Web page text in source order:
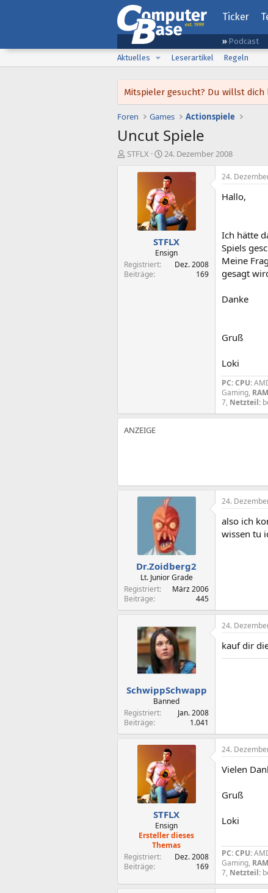
Ticker
Podcast
Aktuelles
Leserartikel Regeln
Mitspieler gesucht? Du willst
Foren Games Actionspiele
Uncut Spiele
E
STFLX
E
s
t
e
l
l
t
a
m
24. Dezember 2008
STFLX
Ensign
Registriert
Dez. 2008
Beiträge
169
24.
Hallo,
Ich hätte
Spiels
Meine
gesagt
Danke
Gruß
Loki
PC:CPU:
Gaming,
7, Netzteil:
Dr.Zoidberg2
Lt. Junior Grade
Registriert
März 2006
Beiträge
445
24.
also ich
wissen tu
SchwippSchwapp
Banned
Registriert
Jan. 2008
Beiträge
1.041
24.
kauf dir
STFLX
Ensign
Ersteller dieses
Themas
Registriert
Dez. 2008
Beiträge
169
24.
Vielen
Gruß
Loki
PC:CPU:
Gaming,
7, Netzteil: